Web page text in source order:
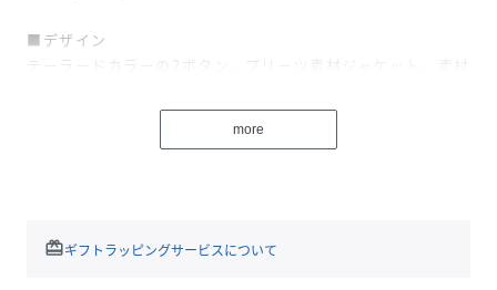
■デザイン
テーラードカラーの2ボタン、プリーツ素材ジャケット。素材
・ポケット：腰パッチポケット ・裏地：裏なし ・ベン
経編でジャージーと布帛の間のような素材の為、ストレッチ
more
redeemギフトラッピングサービスについて